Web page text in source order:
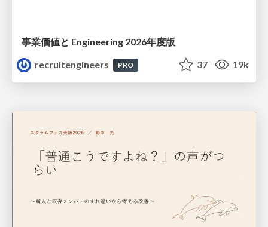
事業価値と Engineering 2026年度版
recruitengineers
PRO 37 19k